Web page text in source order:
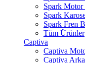
Spark Motor
Spark
Spark Fren
Tüm Ürünler
Captiva
Captiva
Captiva